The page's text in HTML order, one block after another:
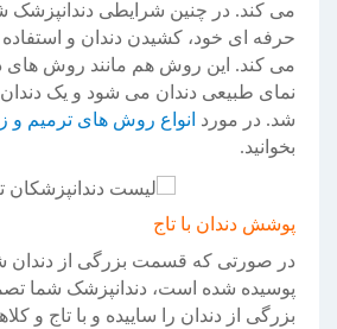
می کند. در چنین شرایطی دندانپزشک
حرفه ای خود، کشیدن دندان و استفاده
می کند. این روش هم مانند روش های
نمای طبیعی دندان می شود و یک
شد. در مورد انواع روش های ترمیم و
بخوانید.
پوشش دندان با تاج
در صورتی که قسمت بزرگی از دندان
پوسیده شده است، دندانپزشک شما
بزرگی از دندان را ساییده و با تاج و